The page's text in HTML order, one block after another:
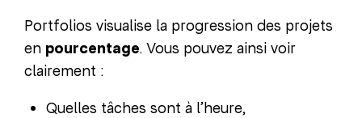
Portfolios visualise la progression des projets
en pourcentage. Vous pouvez ainsi voir
clairement :
Quelles tâches sont à l’heure,